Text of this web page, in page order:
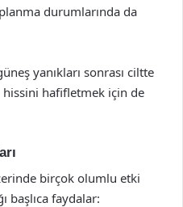
durumlarında da
yanıkları sonrası ciltte
hissini hafifletmek için de
birçok olumlu etki
başlıca faydalar: